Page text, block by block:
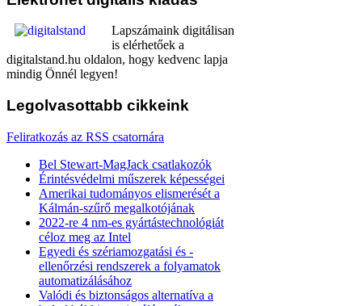
Lapszámaink digitálisan
is elérhetőek a
digitalstand.hu oldalon, hogy kedvenc lapja
mindig Önnél legyen!
Legolvasottabb cikkeink
Feliratkozás az RSS csatornára
Bel Stewart-MagJack csatlakozók
Érintésvédelmi műszerek képességei
Amerikai tudományos elismerését a
Kálmán-szűrő megalkotójának
2022-re 4 nm-es gyártástechnológiát
céloz meg az Intel
Egyedi és szériamozgatási és -
ellenőrzési rendszerek a folyamatok
automatizálásához
Valódi és biztonságos alternatíva a